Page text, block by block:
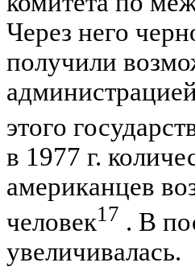
Через него
получили
этого
в 1977 г.
американцев
человек17 . В
увеличивалась.